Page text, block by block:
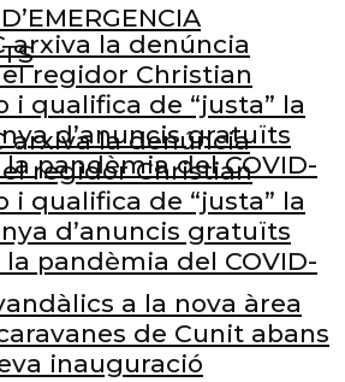
arxiva la denúncia
regidor Christian
i qualifica de “justa” la
d’anuncis gratuïts
pandèmia del COVID-
a la nova àrea
de Cunit abans
inauguració
arxiva la denúncia
regidor Christian
i qualifica de “justa” la
d’anuncis gratuïts
pandèmia del COVID-